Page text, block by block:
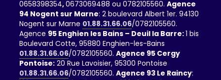
0658398354,0673069488 ou 0782105560. Agence
94 Nogent sur Marne: 2 boulevard Albert 1er. 94130
Nogent sur Marne 01.88.31.66.06/0782105560.
Agence 95 Enghien les Bains – Deuil la Barre:1 bis
Boulevard Cotte, 95880 Enghien-les-Bains
01.88.31.66.06/0782105560. Agence 95 Cergy
Pontoise: 20 Rue Lavoisier, 95300 Pontoise
01.88.31.66.06/0782105560. Agence 93 Le Raincy: